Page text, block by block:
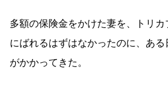
多額の保険金をかけた妻を、トリ
にばれるはずはなかったのに、あ
がかかってきた。